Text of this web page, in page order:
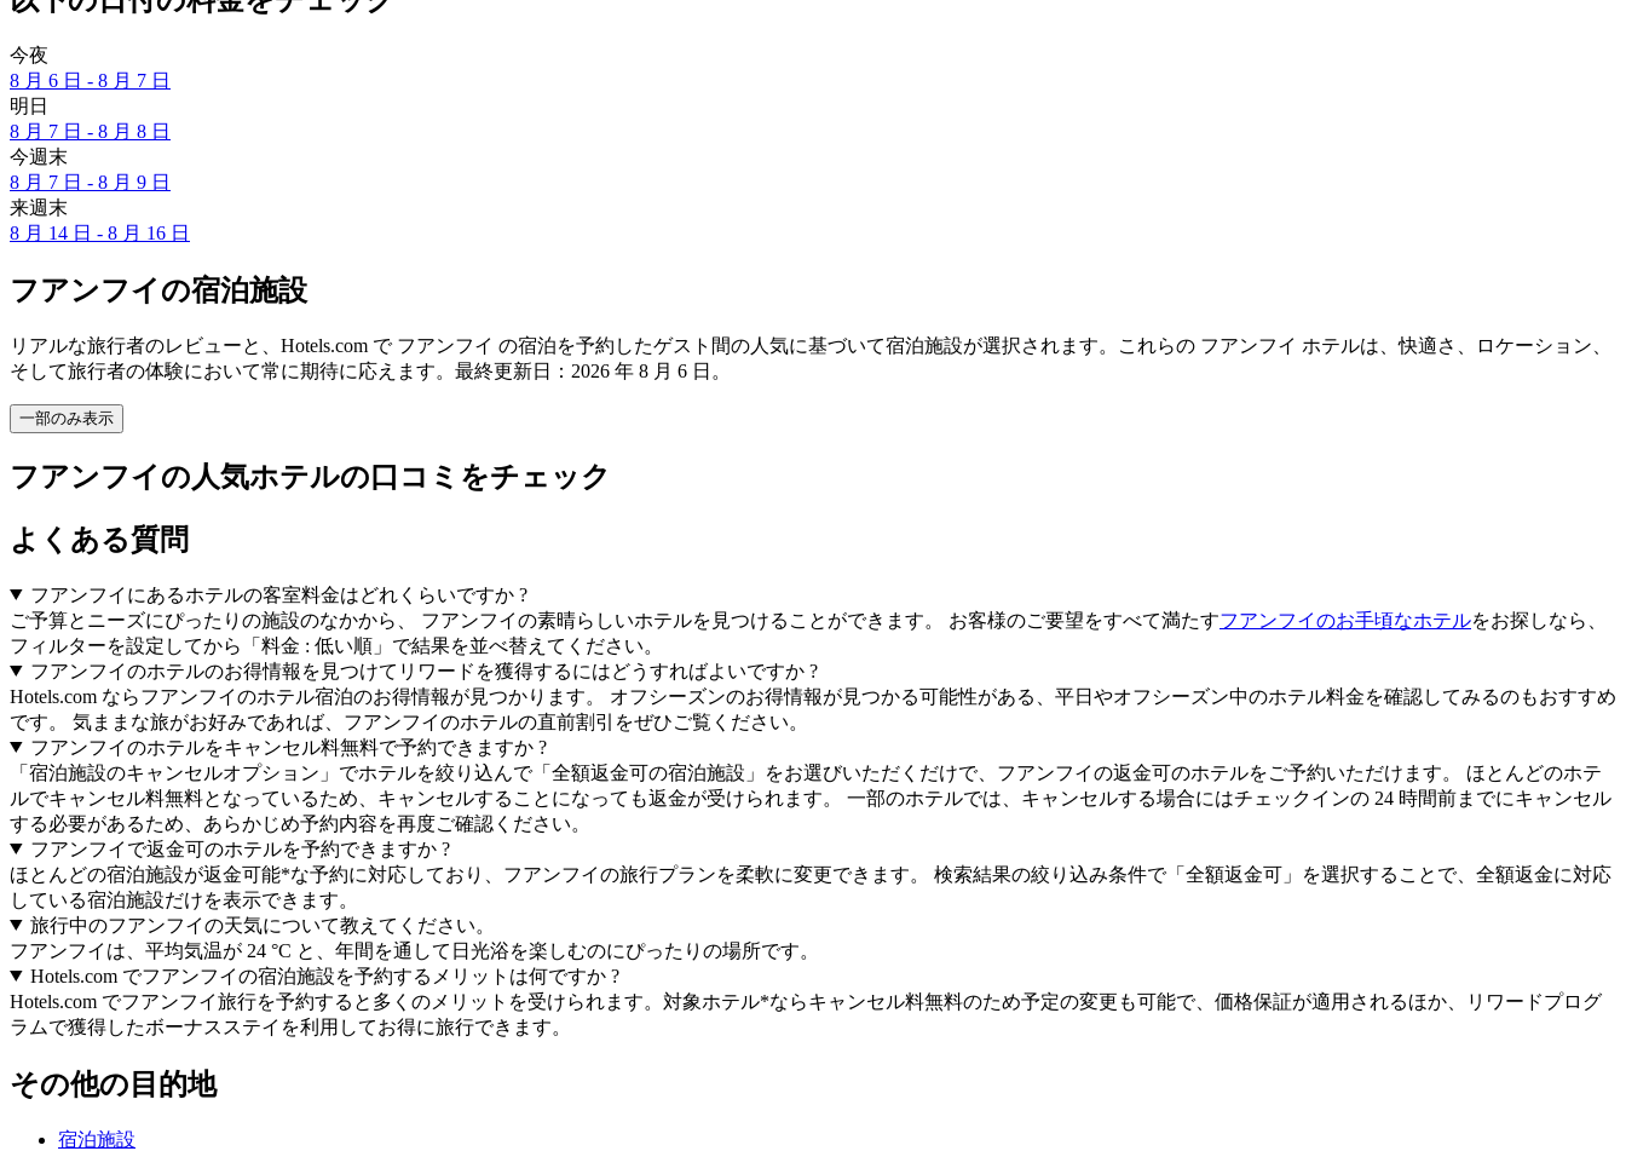
今夜
8 月 6 日 - 8 月 7 日
明日
8 月 7 日 - 8 月 8 日
今週末
8 月 7 日 - 8 月 9 日
来週末
8 月 14 日 - 8 月 16 日
フアンフイの宿泊施設
リアルな旅行者のレビューと、Hotels.com で フアンフイ の宿泊を予約したゲスト間の人気に基づいて宿泊施設が選択されます。これらの フアンフイ ホテルは、快適さ、ロケーション、
そして旅行者の体験において常に期待に応えます。最終更新日： 2026 年 8 月 6 日 。
一部のみ表示
フアンフイの人気ホテルの口コミをチェック
よくある質問
フアンフイにあるホテルの客室料金はどれくらいですか ?
ご予算とニーズにぴったりの施設のなかから、 フアンフイの素晴らしいホテルを見つけることができます。 お客様のご要望をすべて満たすフアンフイのお手頃なホテルをお探しなら、
フィルターを設定してから「料金 : 低い順」で結果を並べ替えてください。
フアンフイのホテルのお得情報を見つけてリワードを獲得するにはどうすればよいですか ?
Hotels.com ならフアンフイのホテル宿泊のお得情報が見つかります。 オフシーズンのお得情報が見つかる可能性がある、平日やオフシーズン中のホテル料金を確認してみるのもおすすめ
です。 気ままな旅がお好みであれば、フアンフイのホテルの直前割引をぜひご覧ください。
フアンフイのホテルをキャンセル料無料で予約できますか ?
「宿泊施設のキャンセルオプション」でホテルを絞り込んで「全額返金可の宿泊施設」をお選びいただくだけで、フアンフイの返金可のホテルをご予約いただけます。 ほとんどのホテ
ルでキャンセル料無料となっているため、キャンセルすることになっても返金が受けられます。 一部のホテルでは、キャンセルする場合にはチェックインの 24 時間前までにキャンセル
する必要があるため、あらかじめ予約内容を再度ご確認ください。
フアンフイで返金可のホテルを予約できますか ?
ほとんどの宿泊施設が返金可能*な予約に対応しており、フアンフイの旅行プランを柔軟に変更できます。 検索結果の絞り込み条件で「全額返金可」を選択することで、全額返金に対応
している宿泊施設だけを表示できます。
旅行中のフアンフイの天気について教えてください。
フアンフイは、平均気温が 24 °C と、年間を通して日光浴を楽しむのにぴったりの場所です。
Hotels.com でフアンフイの宿泊施設を予約するメリットは何ですか ?
Hotels.com でフアンフイ旅行を予約すると多くのメリットを受けられます。対象ホテル*ならキャンセル料無料のため予定の変更も可能で、価格保証が適用されるほか、リワードプログ
ラムで獲得したボーナスステイを利用してお得に旅行できます。
その他の目的地
宿泊施設